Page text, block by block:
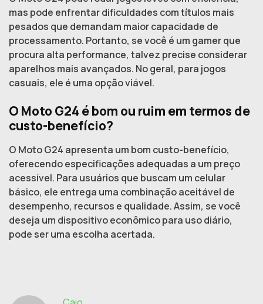
mas pode enfrentar dificuldades com títulos mais
pesados que demandam maior capacidade de
processamento. Portanto, se você é um gamer que
procura alta performance, talvez precise considerar
aparelhos mais avançados. No geral, para jogos
casuais, ele é uma opção viável.
O Moto G24 é bom ou ruim em termos de
custo-benefício?
O Moto G24 apresenta um bom custo-benefício,
oferecendo especificações adequadas a um preço
acessível. Para usuários que buscam um celular
básico, ele entrega uma combinação aceitável de
desempenho, recursos e qualidade. Assim, se você
deseja um dispositivo econômico para uso diário,
pode ser uma escolha acertada.